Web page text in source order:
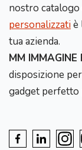
nostro
personalizzatiè
tua azienda.
MM IMMAGINE
disposizione
gadget perfetto